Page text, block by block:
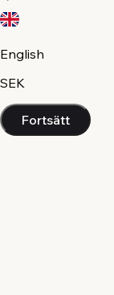
English
SEK
Fortsätt